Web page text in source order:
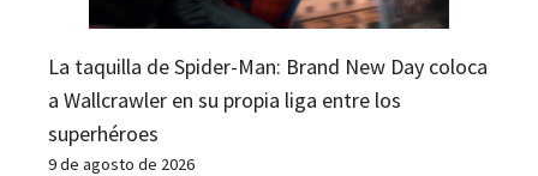
La taquilla de Spider-Man: Brand New Day coloca
a Wallcrawler en su propia liga entre los
superhéroes
9 de agosto de 2026